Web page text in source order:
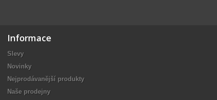
Informace
Slevy
Novinky
Nejprodávanější produkty
Naše prodejny